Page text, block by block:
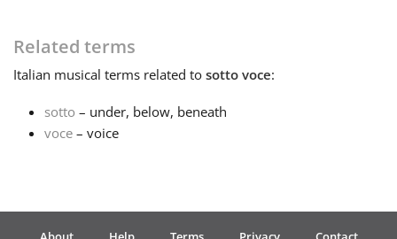
Türkçe
Українська
Related terms
Italian musical terms related to sotto voce:
sotto – under, below, beneath
voce – voice